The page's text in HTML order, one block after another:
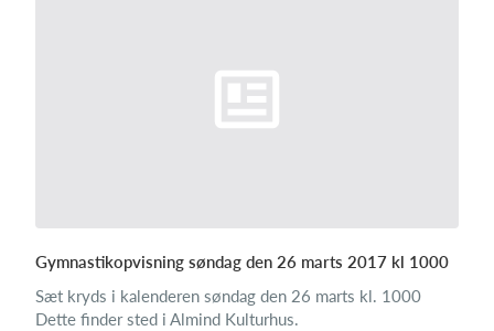
Gymnastikopvisning søndag den 26 marts 2017 kl 1000
Sæt kryds i kalenderen søndag den 26 marts kl. 1000
Dette finder sted i Almind Kulturhus.